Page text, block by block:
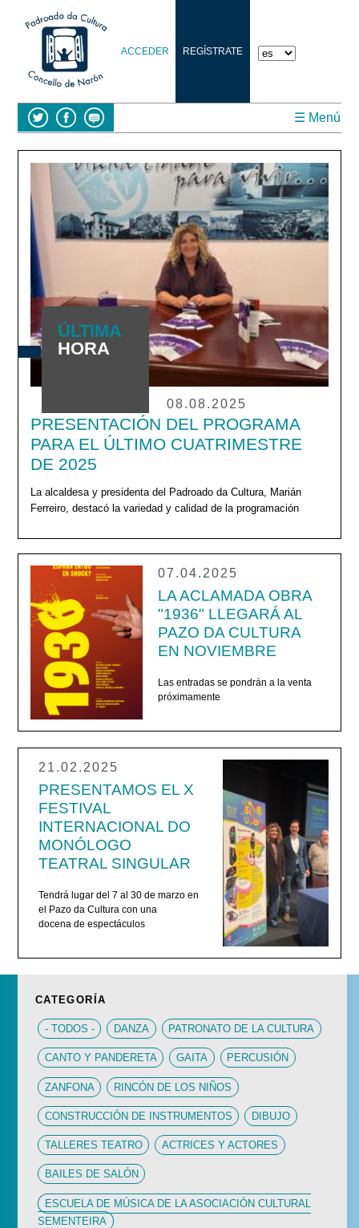
ACCEDER REGÍSTRATE
☰ Menú
ÚLTIMA
HORA
08.08.2025
PRESENTACIÓN DEL PROGRAMA
PARA EL ÚLTIMO CUATRIMESTRE
DE 2025
La alcaldesa y presidenta del Padroado da Cultura, Marián
Ferreiro, destacó la variedad y calidad de la programación
07.04.2025
LA ACLAMADA OBRA
"1936" LLEGARÁ AL
PAZO DA CULTURA
EN NOVIEMBRE
Las entradas se pondrán a la venta
próximamente
21.02.2025
PRESENTAMOS EL X
FESTIVAL
INTERNACIONAL DO
MONÓLOGO
TEATRAL SINGULAR
Tendrá lugar del 7 al 30 de marzo en
el Pazo da Cultura con una
docena de espectáculos
CATEGORÍA
- TODOS - DANZA PATRONATO DE LA CULTURA
CANTO Y PANDERETA GAITA PERCUSIÓN
ZANFONA RINCÓN DE LOS NIÑOS
CONSTRUCCIÓN DE INSTRUMENTOS DIBUJO
TALLERES TEATRO ACTRICES Y ACTORES
BAILES DE SALÓN
ESCUELA DE MÚSICA DE LA ASOCIACIÓN CULTURAL
SEMENTEIRA